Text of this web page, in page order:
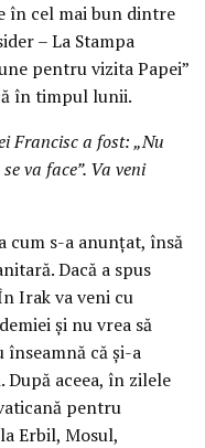
în cel mai bun dintre
– La Stampa
pentru vizita Papei”
în timpul lunii.
Francisc a fost: „Nu
va face”. Va veni
cum s-a anunțat, însă
Dacă a spus
Irak va veni cu
și nu vrea să
înseamnă că și-a
aceea, în zilele
pentru
Erbil, Mosul,